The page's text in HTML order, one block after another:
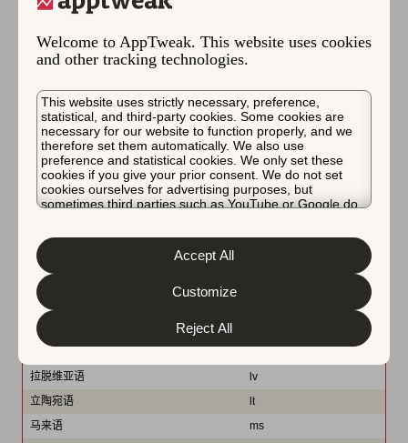
Welcome to AppTweak. This website uses cookies
and other tracking technologies.
This website uses strictly necessary, preference,
statistical, and third-party cookies. Some cookies are
necessary for our website to function properly, and we
therefore set them automatically. We also use
preference and statistical cookies. We only set these
cookies if you give your prior consent. We do not set
cookies ourselves for advertising purposes, but
sometimes third parties such as YouTube or Google do.
about the protection of your personal data and the
different cookies we use, please read our
&
. You can customize your cookie settings
and preferences by clicking the “Customize” button.
Reject All
Customize
Accept All
爱沙尼亚语
芬兰语
法语（法国）
fr-FR
德语
de
希腊语
el
希伯来语
he
印地语
hi
冰岛语
印度尼西亚语
意大利语
日语
拉脱维亚语
lv
立陶宛语
lt
马来语
ms